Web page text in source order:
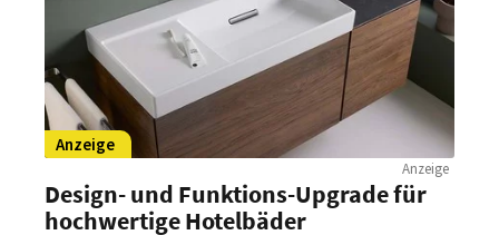
Anzeige
Anzeige
Design- und Funktions-Upgrade für
hochwertige Hotelbäder